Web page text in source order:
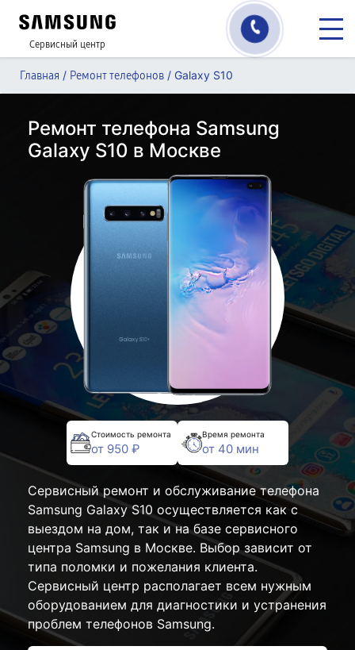
Сервисный центр
Главная / Ремонт телефонов / Galaxy S10
Ремонт телефона Samsung
Galaxy S10 в Москве
Стоимость ремонта
от 950 ₽
Время ремонта
от 40 мин
Сервисный ремонт и обслуживание телефона
Samsung Galaxy S10 осуществляется как с
выездом на дом, так и на базе сервисного
центра Samsung в Москве. Выбор зависит от
типа поломки и пожелания клиента.
Сервисный центр располагает всем нужным
оборудованием для диагностики и устранения
проблем телефонов Samsung.